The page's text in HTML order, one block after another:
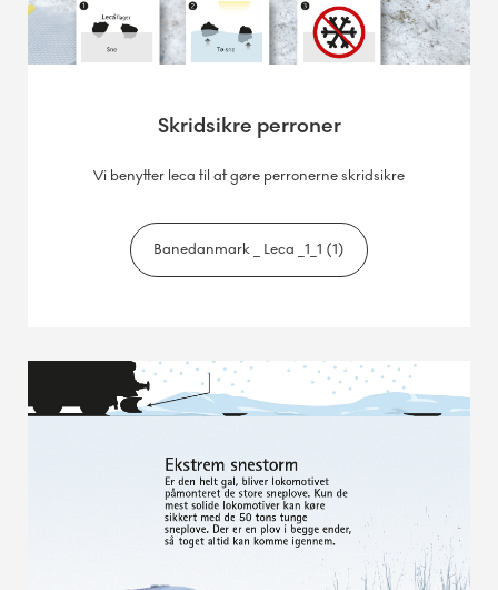
Skridsikre perroner
Vi benytter leca til at gøre perronerne skridsikre
Banedanmark _ Leca _1_1 (1)